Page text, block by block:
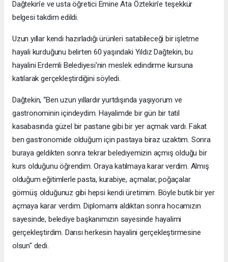
Dağtekin'e ve usta öğretici Emine Ata Öztekin'e teşekkür
belgesi takdim edildi.
Uzun yıllar kendi hazırladığı ürünleri satabileceği bir işletme
hayali kurduğunu belirten 60 yaşındaki Yıldız Dağtekin, bu
hayalini Erdemli Belediyesi'nin meslek edindirme kursuna
katılarak gerçekleştirdiğini söyledi.
Dağtekin, “Ben uzun yıllardır yurtdışında yaşıyorum ve
gastronominin içindeydim. Hayalimde bir gün bir tatil
kasabasında güzel bir pastane gibi bir yer açmak vardı. Fakat
ben gastronomide olduğum için pastaya biraz uzaktım. Sonra
buraya geldikten sonra tekrar belediyemizin açmış olduğu bir
kurs olduğunu öğrendim. Oraya katılmaya karar verdim. Almış
olduğum eğitimlerle pasta, kurabiye, açmalar, poğaçalar
görmüş olduğunuz gibi hepsi kendi üretimim. Böyle butik bir yer
açmaya karar verdim. Diplomamı aldıktan sonra hocamızın
sayesinde, belediye başkanımızın sayesinde hayalimi
gerçekleştirdim. Darısı herkesin hayalini gerçekleştirmesine
olsun" dedi.